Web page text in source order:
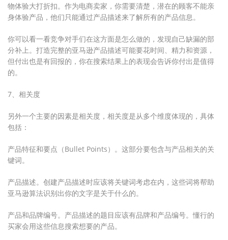
物体验大打折扣。作为电商卖家，你需要清楚，潜在的顾客不能亲
身体验产品，他们只能通过产品描述来了解所有的产品信息。
你可以看一看竞争对手们在这方面是怎么做的，发现自己缺漏的部
分补上。打造完整的亚马逊产品描述可能要花时间、精力和资源，
但付出也是有回报的，你在搜索结果上的表现会告诉你付出是值得
的。
7、相关度
另外一个主要的因素是相关度，相关度是从多个维度体现的，具体
包括：
产品特征和要点（Bullet Points）。这部分要包含与产品相关的关
键词。
产品描述。创建产品描述时应该将关键词考虑在内，这些词将帮助
亚马逊算法识别出你的文字是关于什么的。
产品和品牌编号。产品描述的题目应该有品牌和产品编号。懂行的
买家会用这些信息搜索想要的产品。